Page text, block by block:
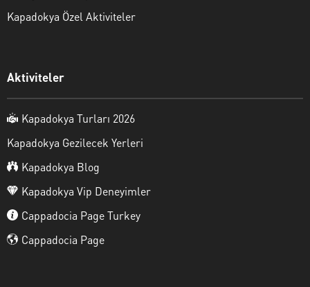
Kapadokya Özel Aktiviteler
Aktiviteler
Kapadokya Turları 2026
Kapadokya Gezilecek Yerleri
Kapadokya Blog
Kapadokya Vip Deneyimler
Cappadocia Page Turkey
Cappadocia Page